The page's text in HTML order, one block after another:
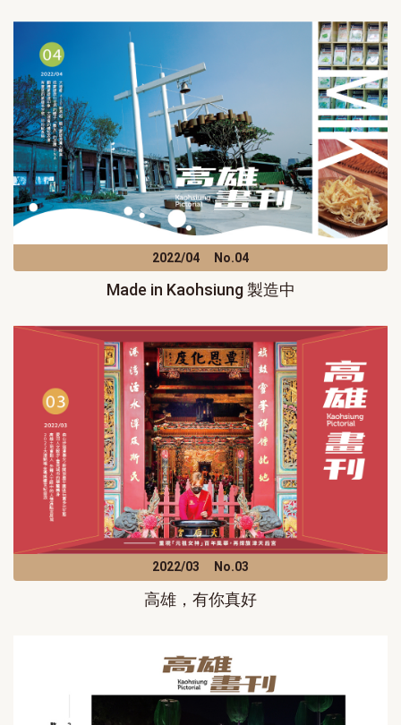
2022/04 No.04
Made in Kaohsiung 製造中
2022/03 No.03
高雄，有你真好